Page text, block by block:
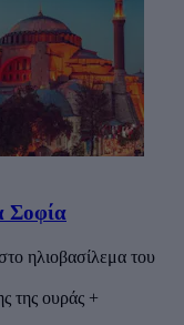
Σοφία
ηλιοβασίλεμα του
της ουράς +